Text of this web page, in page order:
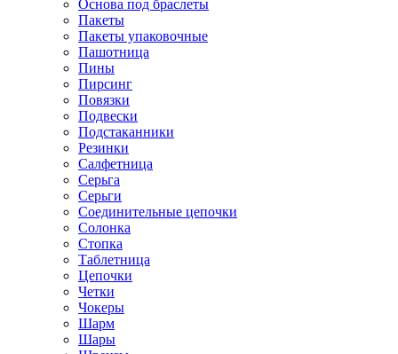
Основа под браслеты
Пакеты
Пакеты упаковочные
Пашотница
Пины
Пирсинг
Повязки
Подвески
Подстаканники
Резинки
Салфетница
Серьга
Серьги
Соединительные цепочки
Солонка
Стопка
Таблетница
Цепочки
Четки
Чокеры
Шарм
Шары